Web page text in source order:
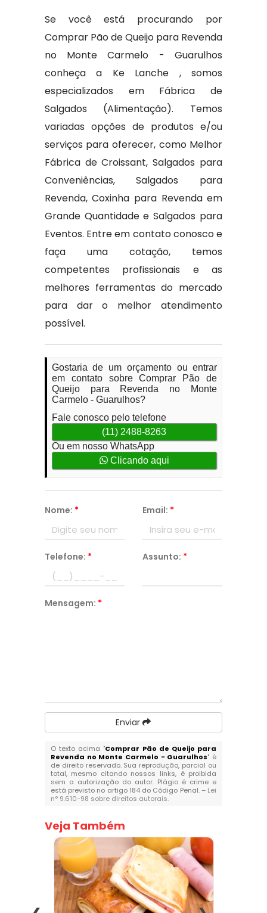
Se você está procurando por
Comprar Pão de Queijo para Revenda
no Monte Carmelo - Guarulhos
conheça a Ke Lanche , somos
especializados em Fábrica de
Salgados (Alimentação). Temos
variadas opções de produtos e/ou
serviços para oferecer, como Melhor
Fábrica de Croissant, Salgados para
Conveniências, Salgados para
Revenda, Coxinha para Revenda em
Grande Quantidade e Salgados para
Eventos. Entre em contato conosco e
faça uma cotação, temos
competentes profissionais e as
melhores ferramentas do mercado
para dar o melhor atendimento
possível.
Gostaria de um orçamento ou entrar
em contato sobre Comprar Pão de
Queijo para Revenda no Monte
Carmelo - Guarulhos?
Fale conosco pelo telefone
(11) 2488-8263
Ou em nosso WhatsApp
Clicando aqui
Nome: * Email: *
Telefone: * Assunto: *
Mensagem: *
Enviar
O texto acima "Comprar Pão de Queijo para
Revenda no Monte Carmelo - Guarulhos" é
de direito reservado. Sua reprodução, parcial ou
total, mesmo citando nossos links, é proibida
sem a autorização do autor. Plágio é crime e
está previsto no artigo 184 do Código Penal. – Lei
n° 9.610-98 sobre direitos autorais.
Veja Também